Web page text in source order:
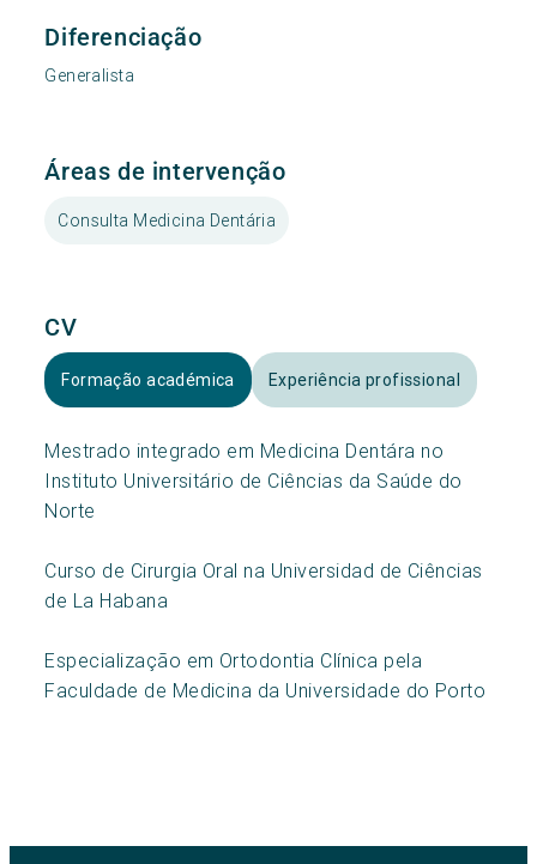
Diferenciação
Generalista
Áreas de intervenção
Consulta Medicina Dentária
CV
Formação académica Experiência profissional
Mestrado integrado em Medicina Dentára no
Instituto Universitário de Ciências da Saúde do
Norte
Curso de Cirurgia Oral na Universidad de Ciências
de La Habana
Especialização em Ortodontia Clínica pela
Faculdade de Medicina da Universidade do Porto